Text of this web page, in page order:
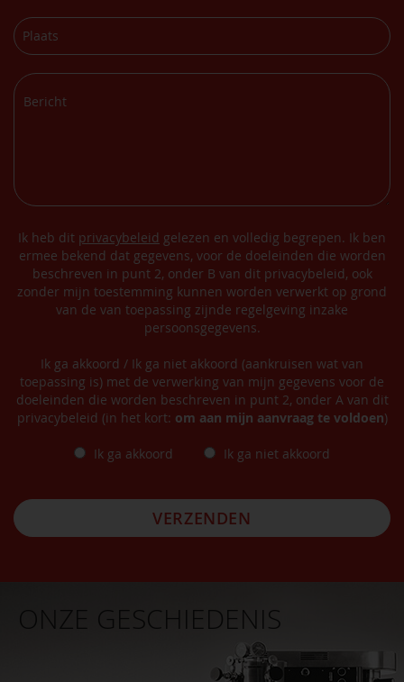
Ik heb dit privacybeleid gelezen en volledig begrepen. Ik ben
ermee bekend dat gegevens, voor de doeleinden die worden
beschreven in punt 2, onder B van dit privacybeleid, ook
zonder mijn toestemming kunnen worden verwerkt op grond
van de van toepassing zijnde regelgeving inzake
persoonsgegevens.
Ik ga akkoord / Ik ga niet akkoord (aankruisen wat van
toepassing is) met de verwerking van mijn gegevens voor de
doeleinden die worden beschreven in punt 2, onder A van dit
privacybeleid (in het kort: om aan mijn aanvraag te voldoen)
Ik ga akkoord Ik ga niet akkoord
VERZENDEN
ONZE GESCHIEDENIS